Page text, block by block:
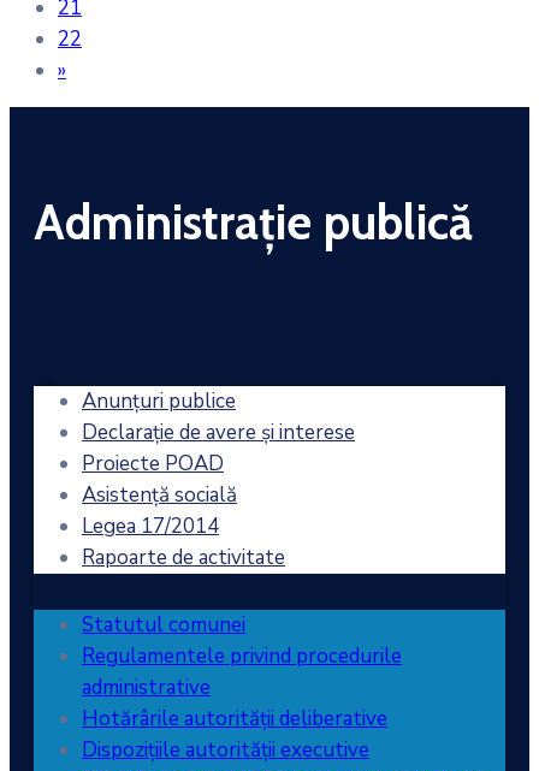
21
22
»
Administrație publică
Anunțuri publice
Declarație de avere și interese
Proiecte POAD
Asistență socială
Legea 17/2014
Rapoarte de activitate
Statutul comunei
Regulamentele privind procedurile
administrative
Hotărârile autorității deliberative
Dispozițiile autorității executive